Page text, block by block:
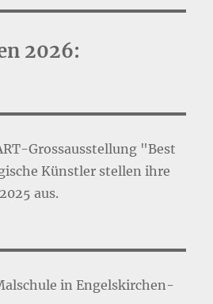
2026:
Grossausstellung "Best
Künstler stellen ihre
aus.
in Engelskirchen-